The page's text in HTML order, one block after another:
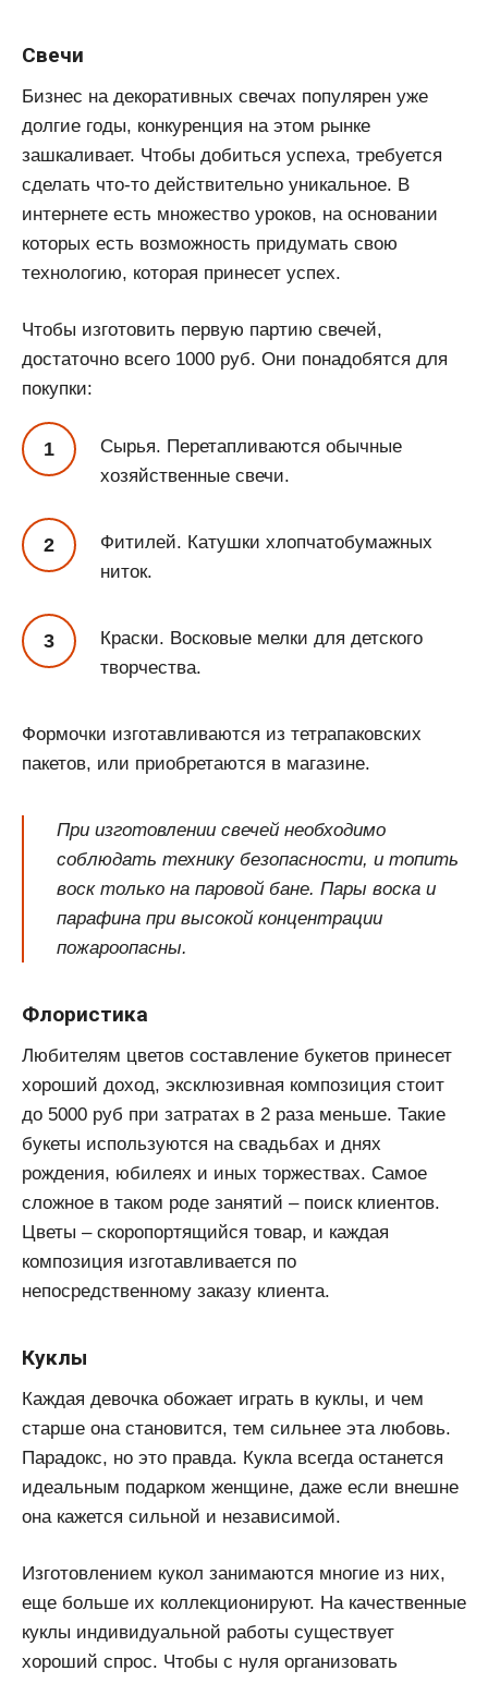
Свечи
Бизнес на декоративных свечах популярен уже
долгие годы, конкуренция на этом рынке
зашкаливает. Чтобы добиться успеха, требуется
сделать что-то действительно уникальное. В
интернете есть множество уроков, на основании
которых есть возможность придумать свою
технологию, которая принесет успех.
Чтобы изготовить первую партию свечей,
достаточно всего 1000 руб. Они понадобятся для
покупки:
Сырья. Перетапливаются обычные
хозяйственные свечи.
Фитилей. Катушки хлопчатобумажных
ниток.
Краски. Восковые мелки для детского
творчества.
Формочки изготавливаются из тетрапаковских
пакетов, или приобретаются в магазине.
При изготовлении свечей необходимо
соблюдать технику безопасности, и топить
воск только на паровой бане. Пары воска и
парафина при высокой концентрации
пожароопасны.
Флористика
Любителям цветов составление букетов принесет
хороший доход, эксклюзивная композиция стоит
до 5000 руб при затратах в 2 раза меньше. Такие
букеты используются на свадьбах и днях
рождения, юбилеях и иных торжествах. Самое
сложное в таком роде занятий – поиск клиентов.
Цветы – скоропортящийся товар, и каждая
композиция изготавливается по
непосредственному заказу клиента.
Куклы
Каждая девочка обожает играть в куклы, и чем
старше она становится, тем сильнее эта любовь.
Парадокс, но это правда. Кукла всегда останется
идеальным подарком женщине, даже если внешне
она кажется сильной и независимой.
Изготовлением кукол занимаются многие из них,
еще больше их коллекционируют. На качественные
куклы индивидуальной работы существует
хороший спрос. Чтобы с нуля организовать